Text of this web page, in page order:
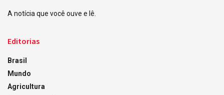
A notícia que você ouve e lê.
Editorias
Brasil
Mundo
Agricultura